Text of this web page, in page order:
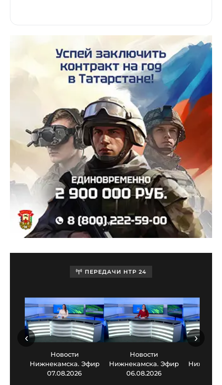
ПЕРЕДАЧИ НТР 24
Новости
Нижнекамска. Эфир
07.08.2026
Новости
Нижнекамска. Эфир
06.08.2026
‹ ›